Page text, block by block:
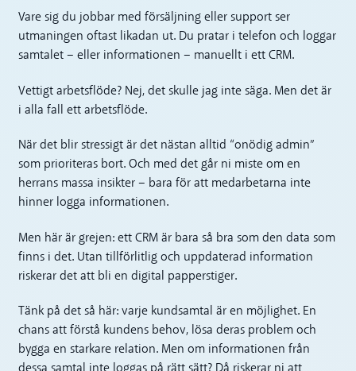
Vare sig du jobbar med försäljning eller support ser
utmaningen oftast likadan ut. Du pratar i telefon och loggar
samtalet – eller informationen – manuellt i ett CRM.
Vettigt arbetsflöde? Nej, det skulle jag inte säga. Men det är
i alla fall ett arbetsflöde.
När det blir stressigt är det nästan alltid “onödig admin”
som prioriteras bort. Och med det går ni miste om en
herrans massa insikter – bara för att medarbetarna inte
hinner logga informationen.
Men här är grejen: ett CRM är bara så bra som den data som
finns i det. Utan tillförlitlig och uppdaterad information
riskerar det att bli en digital papperstiger.
Tänk på det så här: varje kundsamtal är en möjlighet. En
chans att förstå kundens behov, lösa deras problem och
bygga en starkare relation. Men om informationen från